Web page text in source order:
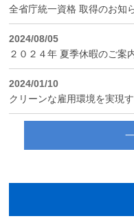
全省庁統一資格 取得のお知
2024/08/05
２０２４年 夏季休暇のご案
2024/01/10
クリーンな雇用環境を実現